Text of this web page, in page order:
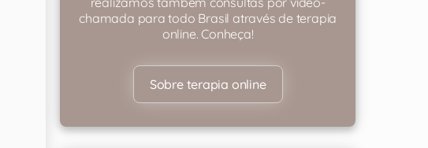
chamada para todo Brasil através de terapia
online. Conheça!
Sobre terapia online